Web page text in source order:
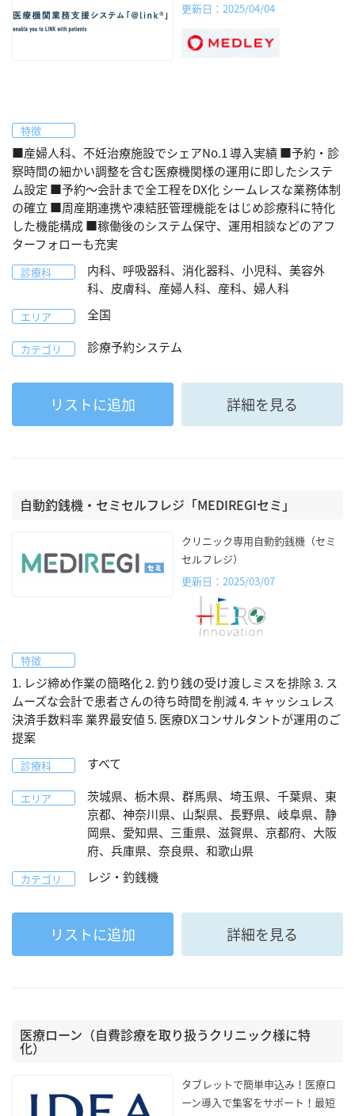
更新日：2025/04/04
特徴
■産婦人科、不妊治療施設でシェアNo.1 導入実績 ■予約・診
察時間の細かい調整を含む医療機関様の運用に即したシステ
ム設定 ■予約～会計まで全工程をDX化 シームレスな業務体制
の確立 ■周産期連携や凍結胚管理機能をはじめ診療科に特化
した機能構成 ■稼働後のシステム保守、運用相談などのアフ
ターフォローも充実
診療科
内科、呼吸器科、消化器科、小児科、美容外
科、皮膚科、産婦人科、産科、婦人科
エリア 全国
カテゴリ 診療予約システム
リストに追加 詳細を見る
自動釣銭機・セミセルフレジ「MEDIREGIセミ」
クリニック専用自動釣銭機（セミ
セルフレジ）
更新日：2025/03/07
特徴
1. レジ締め作業の簡略化 2. 釣り銭の受け渡しミスを排除 3. ス
ムーズな会計で患者さんの待ち時間を削減 4. キャッシュレス
決済手数料率 業界最安値 5. 医療DXコンサルタントが運用のご
提案
診療科 すべて
エリア
茨城県、栃木県、群馬県、埼玉県、千葉県、東
京都、神奈川県、山梨県、長野県、岐阜県、静
岡県、愛知県、三重県、滋賀県、京都府、大阪
府、兵庫県、奈良県、和歌山県
カテゴリ レジ・釣銭機
リストに追加 詳細を見る
医療ローン（自費診療を取り扱うクリニック様に特
化）
タブレットで簡単申込み！医療ロ
ーン導入で集客をサポート！最短